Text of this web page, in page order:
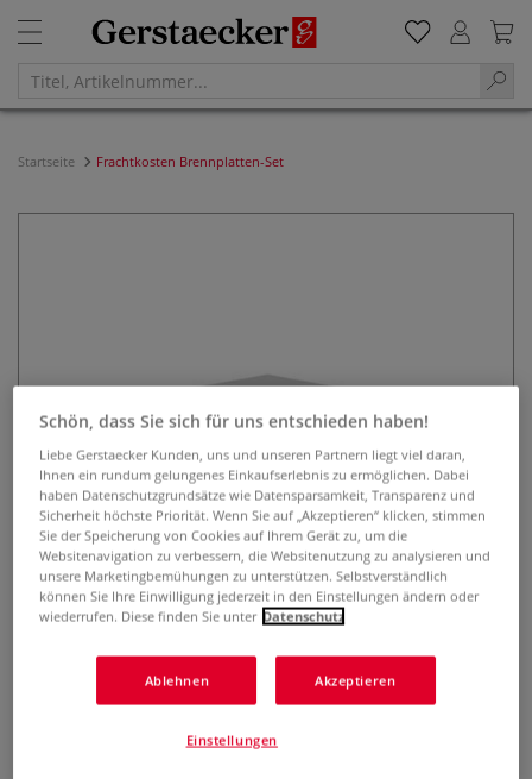
Startseite Frachtkosten Brennplatten-Set
Frachtkosten Brennplatten-Set
Schön, dass Sie sich für uns entschieden haben!
Liebe Gerstaecker Kunden, uns und unseren Partnern liegt viel daran,
Ihnen ein rundum gelungenes Einkaufserlebnis zu ermöglichen. Dabei
haben Datenschutzgrundsätze wie Datensparsamkeit, Transparenz und
Sicherheit höchste Priorität. Wenn Sie auf „Akzeptieren“ klicken, stimmen
Sie der Speicherung von Cookies auf Ihrem Gerät zu, um die
Websitenavigation zu verbessern, die Websitenutzung zu analysieren und
unsere Marketingbemühungen zu unterstützen. Selbstverständlich
können Sie Ihre Einwilligung jederzeit in den Einstellungen ändern oder
wiederrufen. Diese finden Sie unter Datenschutz
Ablehnen Akzeptieren
Einstellungen